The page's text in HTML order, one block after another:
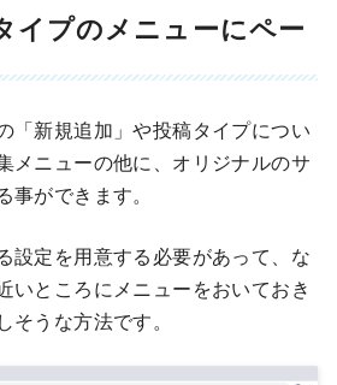
イプのメニューにペー
「新規追加」や投稿タイプについ
メニューの他に、オリジナルのサ
ができます。
設定を用意する必要があって、な
いところにメニューをおいておき
うな方法です。